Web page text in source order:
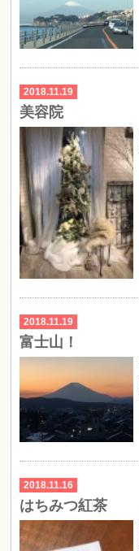
2018.11.19
美容院
2018.11.19
富士山！
2018.11.16
はちみつ紅茶